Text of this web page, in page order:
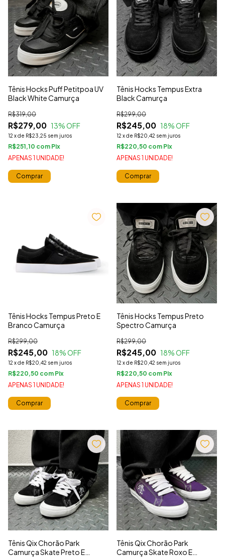
Tênis Hocks Puff Petitpoa UV
Black White Camurça
R$279,00
R$319,00
13% OFF
12 xde R$23,25 sem juros
R$251,10 com
APENAS 1 UNIDADE!
Comprar
Tênis Hocks Tempus Extra
Black Camurça
R$245,00
R$299,00
18% OFF
12 xde R$20,42 sem juros
R$220,50 com
APENAS 1 UNIDADE!
Comprar
Tênis Hocks Tempus Preto E
Branco Camurça
R$245,00
R$299,00
18% OFF
12 xde R$20,42 sem juros
R$220,50 com
APENAS 1 UNIDADE!
Comprar
Tênis Hocks Tempus Preto
Spectro Camurça
R$245,00
R$299,00
18% OFF
12 xde R$20,42 sem juros
R$220,50 com
APENAS 1 UNIDADE!
Comprar
Tênis Qix Chorão Park
Camurça Skate Preto E
Tênis Qix Chorão Park
Camurça Skate Roxo E